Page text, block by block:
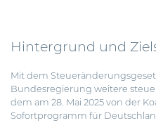
Hintergrund und
Mit dem
Bundesregierung weitere
dem am 28. Mai 2025 von der
Sofortprogramm für